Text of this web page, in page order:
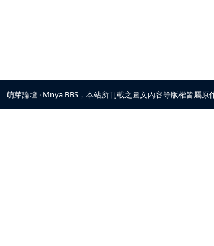
｜ 萌芽論壇 ‧ Mnya BBS，本站所刊載之圖文內容等版權皆屬原